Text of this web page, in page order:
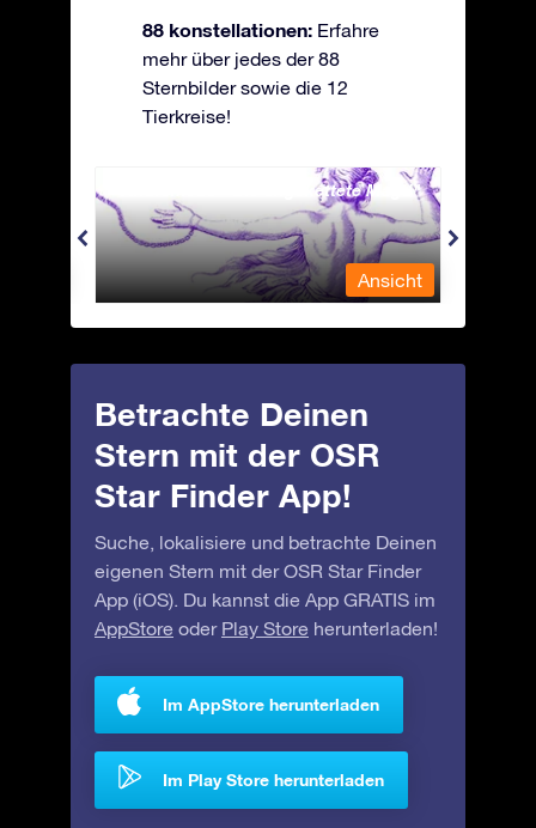
88 konstellationen: Erfahre
mehr über jedes der 88
Sternbilder sowie die 12
Tierkreise!
Andromeda - Die angekettete Magd
Ansicht
Betrachte Deinen
Stern mit der OSR
Star Finder App!
Suche, lokalisiere und betrachte Deinen
eigenen Stern mit der OSR Star Finder
App (iOS). Du kannst die App GRATIS im
AppStore oder Play Store herunterladen!
Im AppStore herunterladen
Im Play Store herunterladen